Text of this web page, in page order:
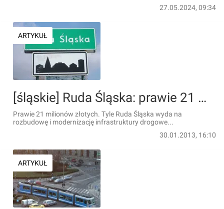
27.05.2024, 09:34
ARTYKUŁ
[śląskie] Ruda Śląska: prawie 21 milionów zł na drogi
Prawie 21 milionów złotych. Tyle Ruda Śląska wyda na
rozbudowę i modernizację infrastruktury drogowe...
30.01.2013, 16:10
ARTYKUŁ